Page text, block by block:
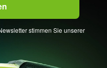
stimmen Sie unserer